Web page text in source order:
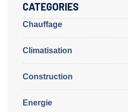
CATEGORIES
Chauffage
Climatisation
Construction
Energie